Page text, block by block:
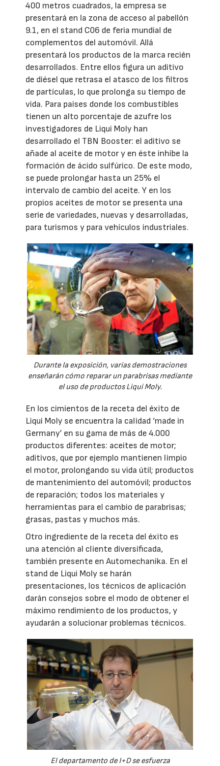
400 metros cuadrados, la empresa se
presentará en la zona de acceso al pabellón
9.1, en el stand C06 de feria mundial de
complementos del automóvil. Allá
presentará los productos de la marca recién
desarrollados. Entre ellos figura un aditivo
de diésel que retrasa el atasco de los filtros
de partículas, lo que prolonga su tiempo de
vida. Para países donde los combustibles
tienen un alto porcentaje de azufre los
investigadores de Liqui Moly han
desarrollado el TBN Booster: el aditivo se
añade al aceite de motor y en éste inhibe la
formación de ácido sulfúrico. De este modo,
se puede prolongar hasta un 25% el
intervalo de cambio del aceite. Y en los
propios aceites de motor se presenta una
serie de variedades, nuevas y desarrolladas,
para turismos y para vehículos industriales.
Durante la exposición, varias demostraciones
enseñarán cómo reparar un parabrisas mediante
el uso de productos Liqui Moly.
En los cimientos de la receta del éxito de
Liqui Moly se encuentra la calidad ‘made in
Germany’ en su gama de más de 4.000
productos diferentes: aceites de motor;
aditivos, que por ejemplo mantienen limpio
el motor, prolongando su vida útil; productos
de mantenimiento del automóvil; productos
de reparación; todos los materiales y
herramientas para el cambio de parabrisas;
grasas, pastas y muchos más.
Otro ingrediente de la receta del éxito es
una atención al cliente diversificada,
también presente en Automechanika. En el
stand de Liqui Moly se harán
presentaciones, los técnicos de aplicación
darán consejos sobre el modo de obtener el
máximo rendimiento de los productos, y
ayudarán a solucionar problemas técnicos.
El departamento de I+D se esfuerza